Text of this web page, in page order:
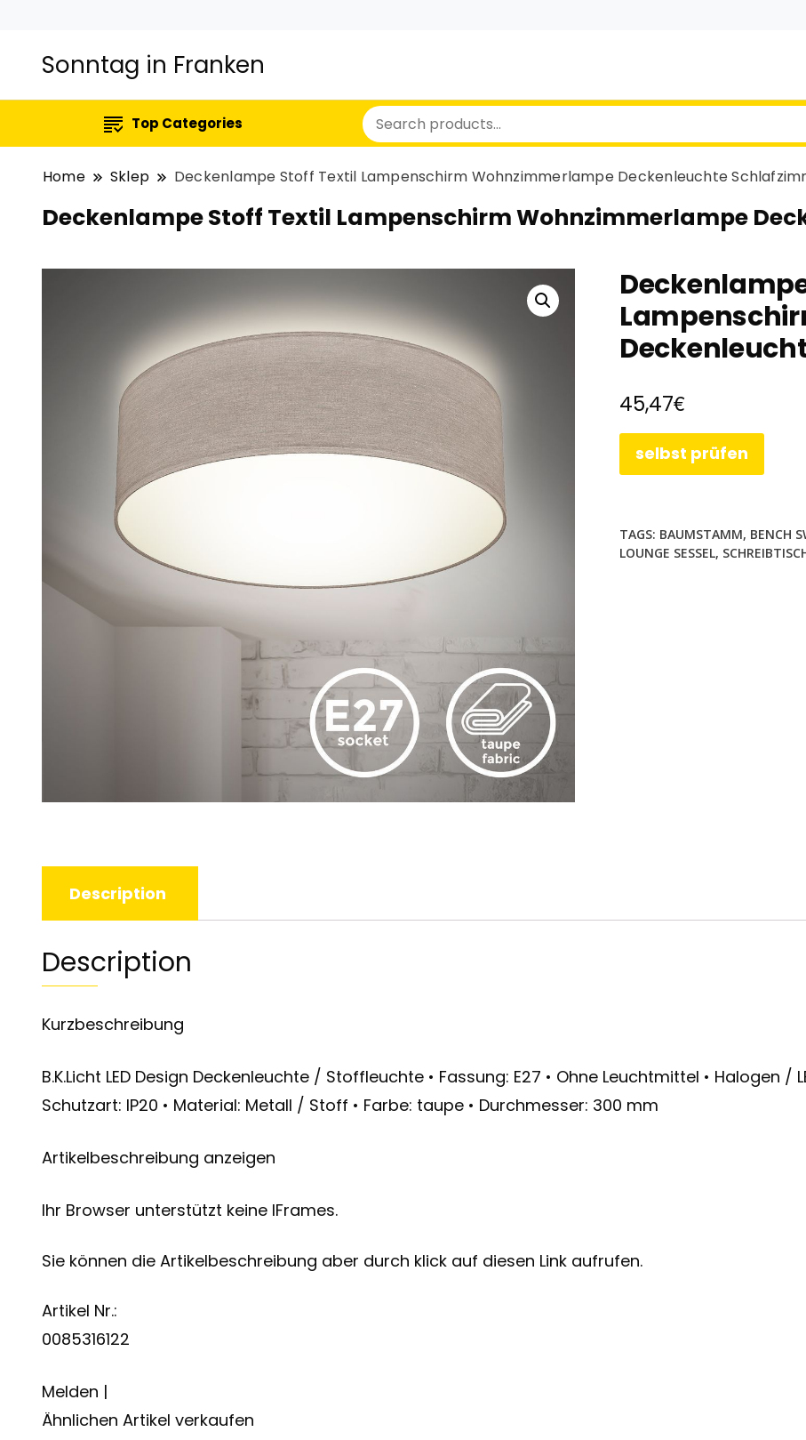
Sonntag in Franken
Top Categories
Home Sklep Deckenlampe Stoff Textil Lampenschirm Wohnzimmerlampe Deckenleuchte
Deckenlampe Stoff Textil Lampenschirm Wohnzimmerlampe
45,47€
selbst prüfen
TAGS: BAUMSTAMM, BENCH
LOUNGE SESSEL,
Description
Description
Kurzbeschreibung
B.K.Licht LED Design Deckenleuchte / Stoffleuchte • Fassung: E27 • Ohne Leuchtmittel • Halogen /
Schutzart: IP20 • Material: Metall / Stoff • Farbe: taupe • Durchmesser: 300 mm
Artikelbeschreibung anzeigen
Ihr Browser unterstützt keine IFrames.
Sie können die Artikelbeschreibung aber durch klick auf diesen Link aufrufen.
Artikel Nr.:
0085316122
Melden |
Ähnlichen Artikel verkaufen